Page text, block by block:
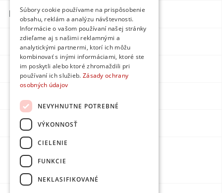
Kontakty
Facebook
Instagram
Youtube
DPMarketing
Súbory cookie používame na prispôsobenie
obsahu, reklám a analýzu návštevnosti.
Informácie o vašom používaní našej stránky
zdieľame aj s našimi reklamnými a
analytickými partnermi, ktorí ich môžu
kombinovať s inými informáciami, ktoré ste
im poskytli alebo ktoré zhromaždili pri
používaní ich služieb. Zásady ochrany
osobných údajov
NEVYHNUTNE POTREBNÉ
VÝKONNOSŤ
CIELENIE
FUNKCIE
NEKLASIFIKOVANÉ